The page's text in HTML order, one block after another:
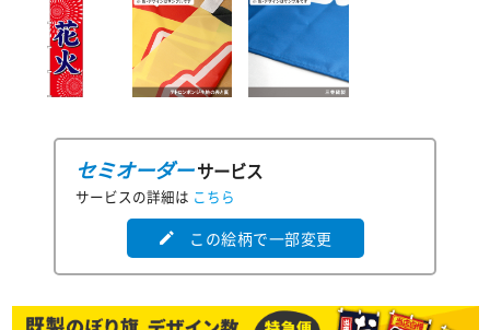
セミオーダーサービス
サービスの詳細は こちら
edit この絵柄で一部変更